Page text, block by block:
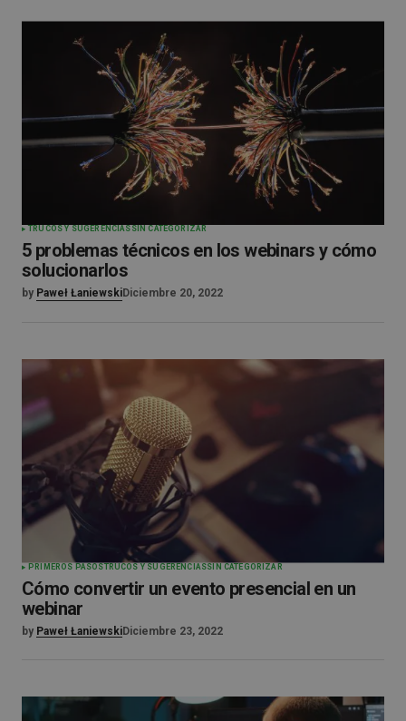
TRUCOS Y SUGERENCIAS SIN CATEGORIZAR
5 problemas técnicos en los webinars y cómo
solucionarlos
by Paweł ŁaniewskiDiciembre 20, 2022
PRIMEROS PASOSTRUCOS Y SUGERENCIASSIN CATEGORIZAR
Cómo convertir un evento presencial en un
webinar
by Paweł ŁaniewskiDiciembre 23, 2022